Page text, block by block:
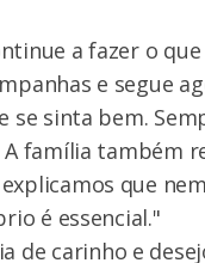
a fazer o
e segue
sinta bem.
família também
que
é essencial."
de carinho e